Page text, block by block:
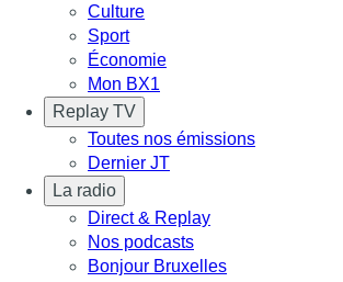
Culture
Sport
Économie
Mon BX1
Replay TV
Toutes nos émissions
Dernier JT
La radio
Direct & Replay
Nos podcasts
Bonjour Bruxelles